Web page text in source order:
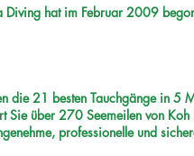
Diving hat im Februar 2009
die 21 besten Tauchgänge in 5
Sie über 270 Seemeilen von
professionelle und